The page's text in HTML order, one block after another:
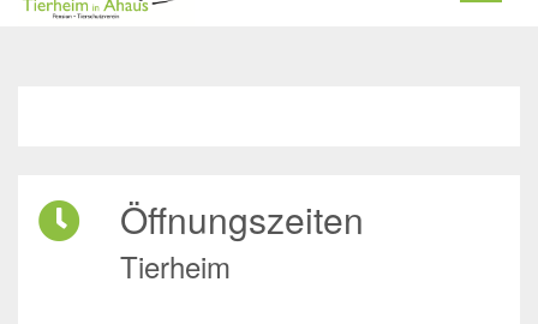
Öffnungszeiten
Tierheim